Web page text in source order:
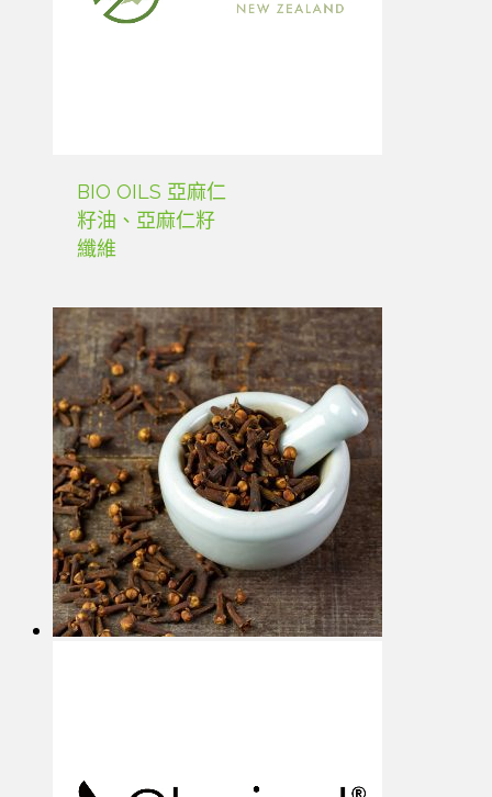
BIO OILS 亞麻仁
籽油、亞麻仁籽
纖維